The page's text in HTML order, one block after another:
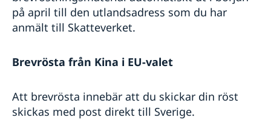
på april till den utlandsadress som du har
anmält till Skatteverket.
Brevrösta från Kina i EU-valet
Att brevrösta innebär att du skickar din röst
skickas med post direkt till Sverige.